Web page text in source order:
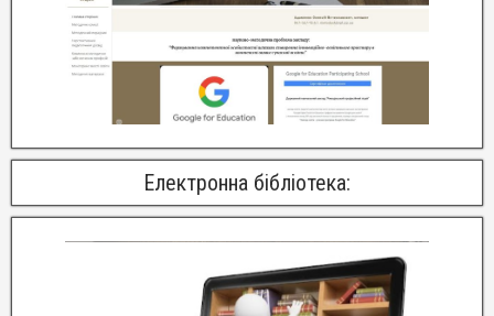
Електронна бібліотека: